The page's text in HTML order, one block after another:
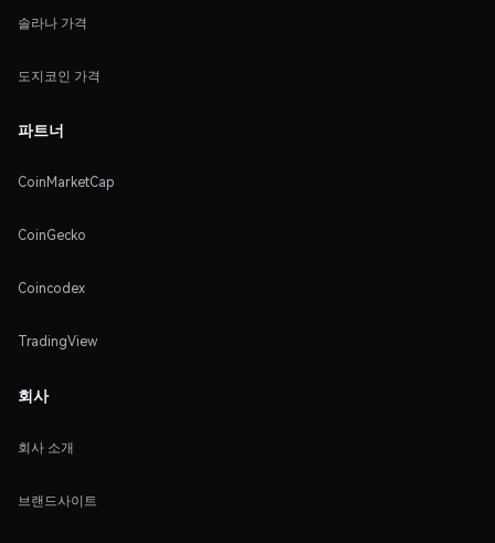
솔라나 가격
도지코인 가격
파트너
CoinMarketCap
CoinGecko
Coincodex
TradingView
회사
회사 소개
브랜드사이트